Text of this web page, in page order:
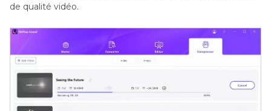
de qualité vidéo.